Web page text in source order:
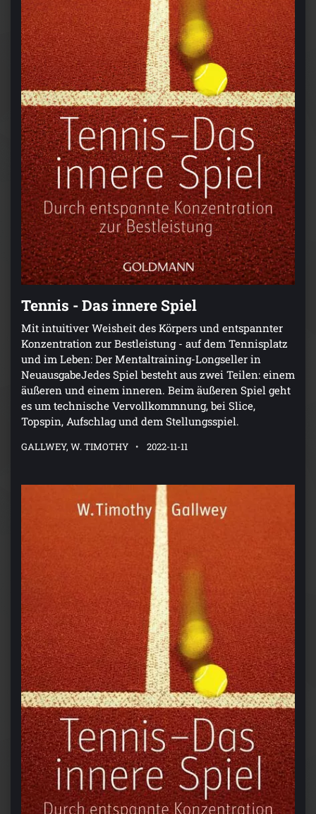
Tennis - Das innere Spiel
Mit intuitiver Weisheit des Körpers und entspannter
Konzentration zur Bestleistung - auf dem Tennisplatz
und im Leben: Der Mentaltraining-Longseller in
NeuausgabeJedes Spiel besteht aus zwei Teilen: einem
äußeren und einem inneren. Beim äußeren Spiel geht
es um technische Vervollkommnung, bei Slice,
Topspin, Aufschlag und dem Stellungsspiel.
GALLWEY, W. TIMOTHY 2022-11-11